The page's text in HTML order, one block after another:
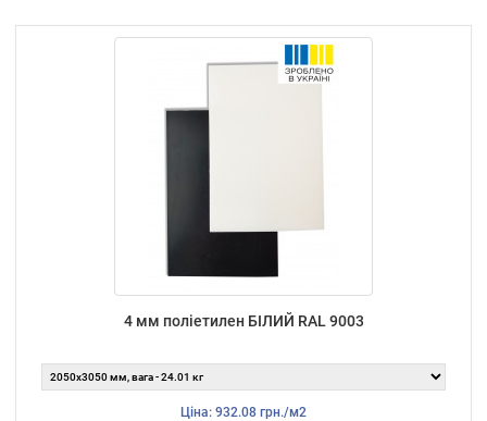
4 мм поліетилен БІЛИЙ RAL 9003
Ціна: 932.08 грн./м2